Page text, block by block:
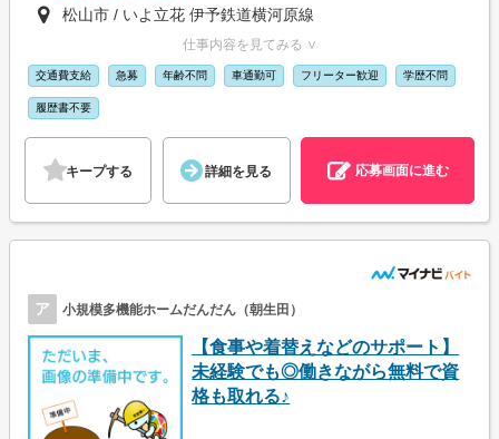
松山市 / いよ立花 伊予鉄道横河原線
仕事内容を見てみる ∨
交通費支給 急募 年齢不問 車通勤可 フリーター歓迎 学歴不問
履歴書不要
キープする 詳細を見る 応募画面に進む
ア 小規模多機能ホームだんだん（朝生田）
【食事や着替えなどのサポート】
未経験でも◎働きながら無料で資
格も取れる♪